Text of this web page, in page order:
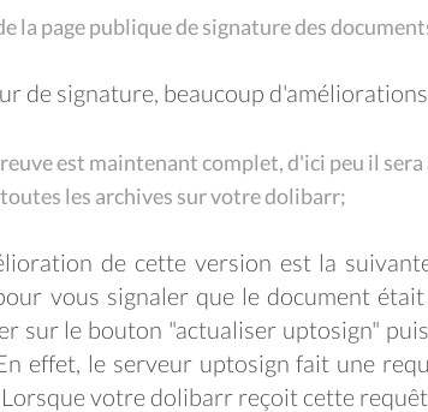
la page publique de signature des
de signature, beaucoup
est maintenant complet, d'ici peu il
les archives sur votre dolibarr;
de cette version est la
vous signaler que le document
sur le bouton "actualiser uptosign"
effet, le serveur uptosign fait une
votre dolibarr reçoit cette